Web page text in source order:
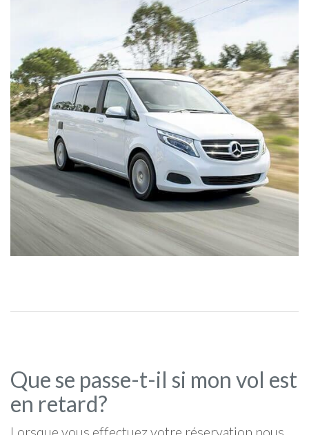
Que se passe-t-il si mon vol est
en retard?